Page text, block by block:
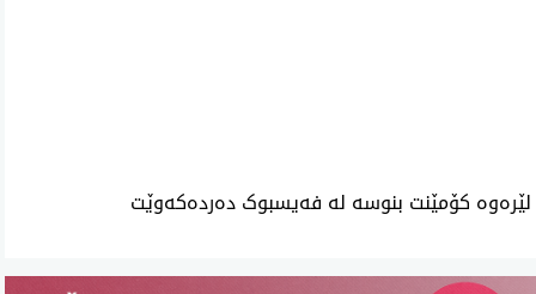
لێرەوە کۆمێنت بنوسە لە فەیسبوک دەردەکەوێت